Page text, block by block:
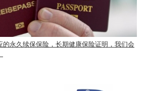
的永久续保保险，长期健康保险证明，我们会